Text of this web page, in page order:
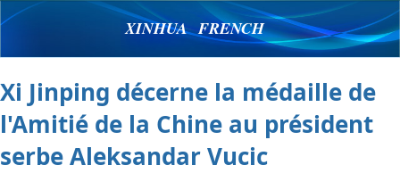
XINHUA FRENCH
Xi Jinping décerne la médaille de
l'Amitié de la Chine au président
serbe Aleksandar Vucic